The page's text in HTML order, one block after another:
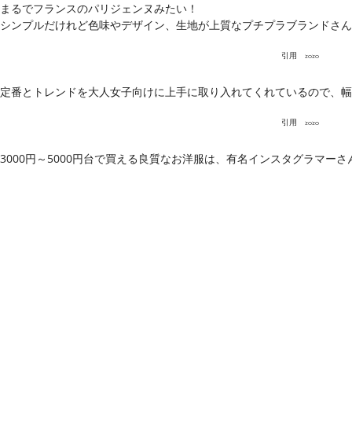
まるでフランスのパリジェンヌみたい！
シンプルだけれど色味やデザイン、生地が上質なプチプラブランドさ
引用 zozo
定番とトレンドを大人女子向けに上手に取り入れてくれているので、
引用 zozo
3000円～5000円台で買える良質なお洋服は、有名インスタグラマーさ